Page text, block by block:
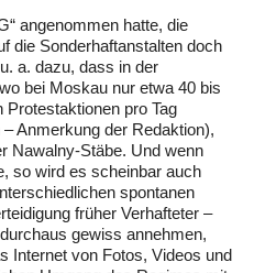
angenommen hatte, die
die Sonderhaftanstalten doch
a. dazu, dass in der
bei Moskau nur etwa 40 bis
Protestaktionen pro Tag
Anmerkung der Redaktion),
Nawalny-Stäbe. Und wenn
so wird es scheinbar auch
spontanen
früher Verhafteter –
gewiss annehmen,
Internet von Fotos, Videos und